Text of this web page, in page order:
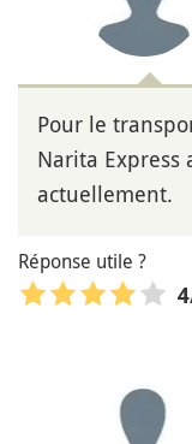
Pour le
Narita Express
actuellement.
Réponse utile ?
4